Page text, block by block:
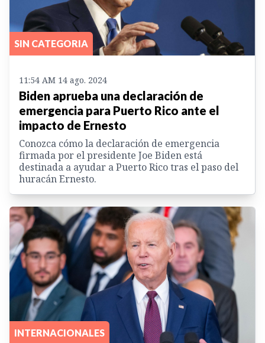
SIN CATEGORIA
11:54 AM 14 ago. 2024
Biden aprueba una declaración de
emergencia para Puerto Rico ante el
impacto de Ernesto
Conozca cómo la declaración de emergencia
firmada por el presidente Joe Biden está
destinada a ayudar a Puerto Rico tras el paso del
huracán Ernesto.
INTERNACIONALES